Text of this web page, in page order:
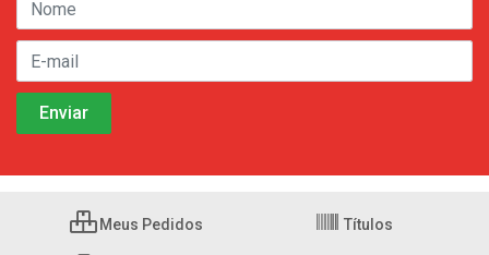
Meus Pedidos Títulos